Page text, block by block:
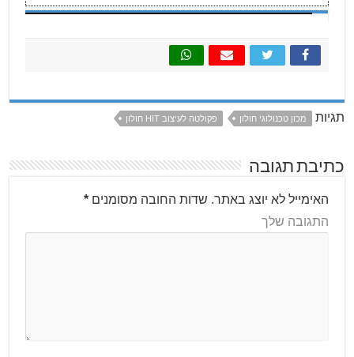
תגיות מכון טכנולוגי חולון פקולטה לעיצוב HIT חולון
כתיבת תגובה
האימייל לא יוצג באתר. שדות החובה מסומנים*
התגובה שלך